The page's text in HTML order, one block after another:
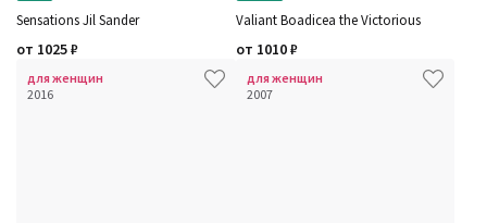
Sensations Jil Sander
от 1025₽
Valiant Boadicea the Victorious
от 1010₽
для женщин
2016
для женщин
2007